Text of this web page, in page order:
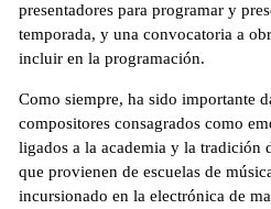
presentadores para programar y
temporada, y una convocatoria a
incluir en la programación.
Como siempre, ha sido importante
compositores consagrados como
ligados a la academia y la tradición
que provienen de escuelas de
incursionado en la electrónica de